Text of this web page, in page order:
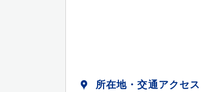
所在地・交通アクセス